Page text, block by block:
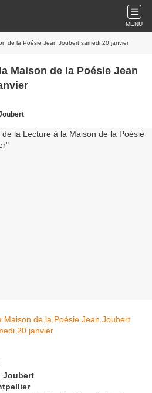
MENU
de la Poésie Jean Joubert samedi 20 janvier
Maison de la Poésie Jean
Joubert